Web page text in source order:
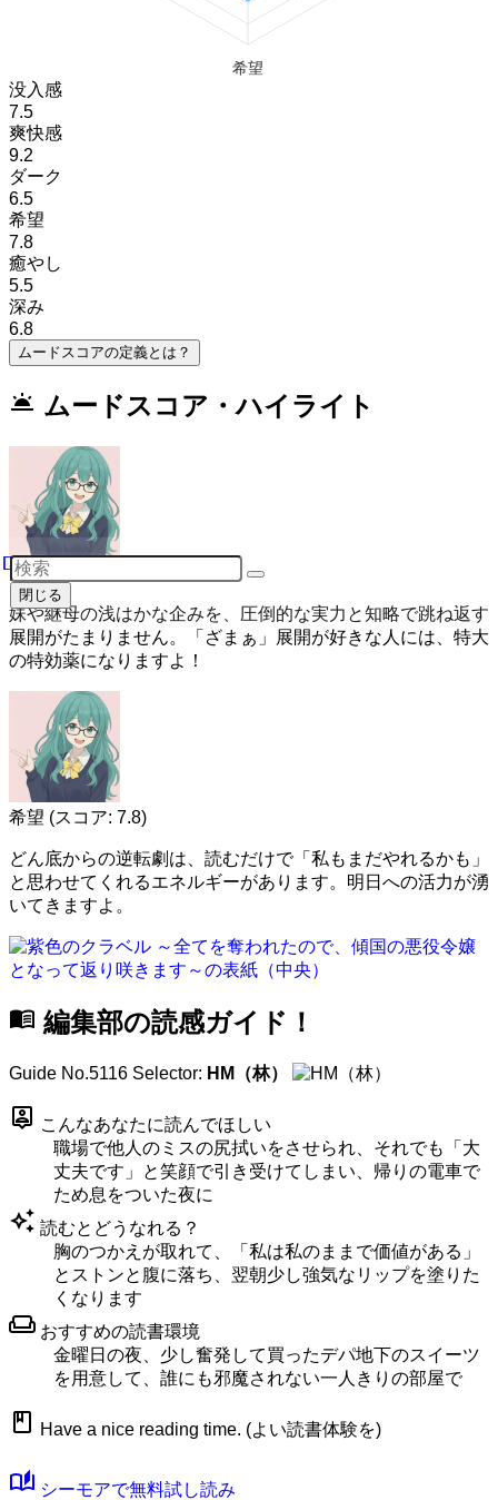
没入感
7.5
爽快感
9.2
ダーク
6.5
希望
7.8
癒やし
5.5
深み
6.8
ムードスコアの定義とは？
wb_twilight ムードスコア・ハイライト
爽快
妹や継母の浅はかな企みを、圧倒的な実力と知略で跳ね返す
展開がたまりません。「ざまぁ」展開が好きな人には、特大
の特効薬になりますよ！
希望 (スコア: 7.8)
どん底からの逆転劇は、読むだけで「私もまだやれるかも」
と思わせてくれるエネルギーがあります。明日への活力が湧
いてきますよ。
menu_book 編集部の読感ガイド！
Guide No.5116 Selector: HM（林）
person_pin こんなあなたに読んでほしい
職場で他人のミスの尻拭いをさせられ、それでも「大
丈夫です」と笑顔で引き受けてしまい、帰りの電車で
ため息をついた夜に
auto_awesome 読むとどうなれる？
胸のつかえが取れて、「私は私のままで価値がある」
とストンと腹に落ち、翌朝少し強気なリップを塗りた
くなります
weekend おすすめの読書環境
金曜日の夜、少し奮発して買ったデパ地下のスイーツ
を用意して、誰にも邪魔されない一人きりの部屋で
book Have a nice reading time. (よい読書体験を)
auto_stories シーモアで無料試し読み
閉じる